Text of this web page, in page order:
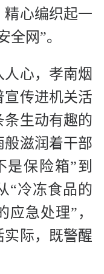
精心编织起一
全网”。
心，孝南烟
宣传进机关活
条生动有趣的
般滋润着干部
保险箱”到
“冷冻食品的
应急处理”，
实际，既警醒